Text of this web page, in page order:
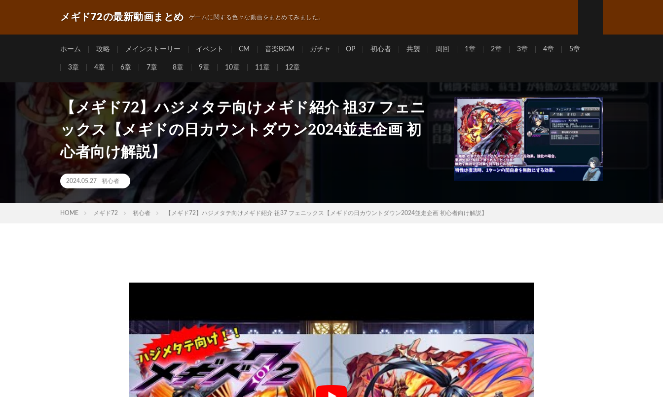
メギド72の最新動画まとめ ゲームに関する色々な動画をまとめてみました。
ホーム 攻略 メインストーリー イベント CM 音楽BGM ガチャ OP 初心者 共襲 周回 1章 2章 3章 4章 5章
3章 4章 6章 7章 8章 9章 10章 11章 12章
【メギド72】ハジメタテ向けメギド紹介 祖37 フェニ
ックス【メギドの日カウントダウン2024並走企画 初
心者向け解説】
2024.05.27 初心者
HOME メギド72 初心者 【メギド72】ハジメタテ向けメギド紹介 祖37 フェニックス【メギドの日カウントダウン2024並走企画 初心者向け解説】